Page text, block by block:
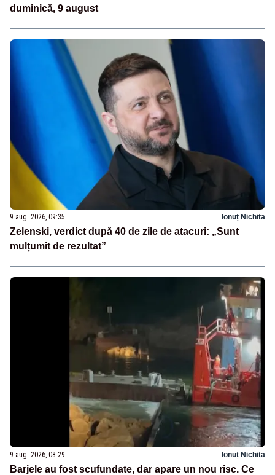
duminică, 9 august
9 aug. 2026, 09:35 Ionuț Nichita
Zelenski, verdict după 40 de zile de atacuri: „Sunt
mulțumit de rezultat”
9 aug. 2026, 08:29 Ionuț Nichita
Barjele au fost scufundate, dar apare un nou risc. Ce